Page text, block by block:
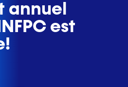
annuel
est